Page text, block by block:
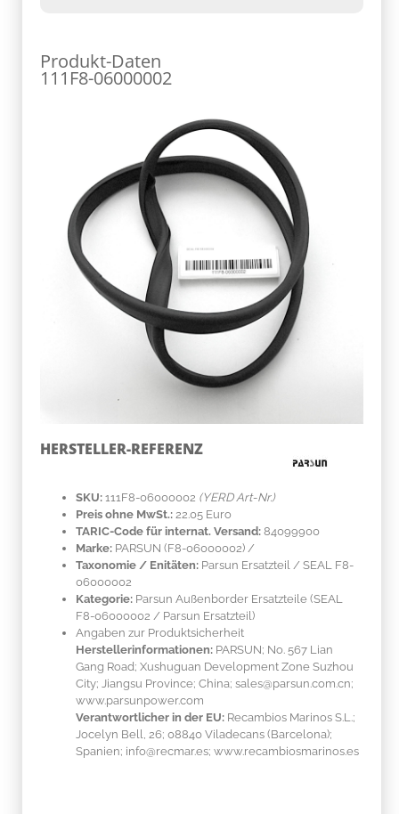
Produkt-Daten
111F8-06000002
HERSTELLER-REFERENZ
SKU: 111F8-06000002 (YERD Art-Nr.)
Preis ohne MwSt.: 22.05 Euro
TARIC-Code für internat. Versand: 84099900
Marke: PARSUN (F8-06000002) /
Taxonomie / Enitäten: Parsun Ersatzteil / SEAL F8-
06000002
Kategorie: Parsun Außenborder Ersatzteile (SEAL
F8-06000002 / Parsun Ersatzteil)
Angaben zur Produktsicherheit
Herstellerinformationen: PARSUN; No. 567 Lian
Gang Road; Xushuguan Development Zone Suzhou
City; Jiangsu Province; China; sales@parsun.com.cn;
www.parsunpower.com
Verantwortlicher in der EU: Recambios Marinos S.L.;
Jocelyn Bell, 26; 08840 Viladecans (Barcelona);
Spanien; info@recmar.es; www.recambiosmarinos.es